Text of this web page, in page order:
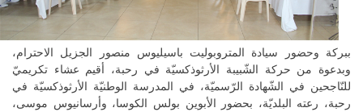
ببركة وحضور سيادة المتروبوليت باسيليوس منصور الجزيل الاحترام،
وبدعوة من حركة الشّبيبة الأرثوذكسيّة في رحبة، أقيم عشاء تكريميّ
للنّاجحين في الشّهادة الرّسميّة، في المدرسة الوطنيّة الأرثوذكسيّة في
رحبة، رعته البلديّة، بحضور الأبوين بولس الكوسا، وأرسانيوس موسى،